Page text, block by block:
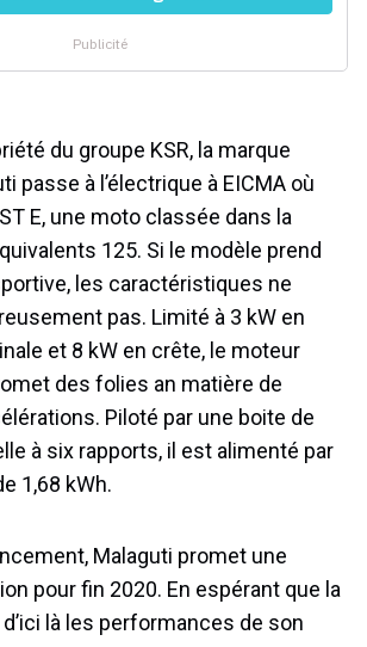
du groupe KSR, la marque
passe à l’électrique à EICMA où
E, une moto classée dans la
125. Si le modèle prend
les caractéristiques ne
pas. Limité à 3 kW en
et 8 kW en crête, le moteur
des folies an matière de
Piloté par une boite de
à six rapports, il est alimenté par
1,68 kWh.
Malaguti promet une
pour fin 2020. En espérant que la
là les performances de son